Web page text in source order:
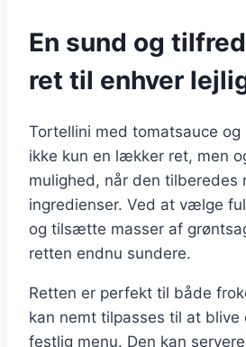
En sund og
ret til enhver
Tortellini med tomatsauce og
ikke kun en lækker ret, men
mulighed, når den tilberedes
ingredienser. Ved at vælge
og tilsætte masser af
retten endnu sundere.
Retten er perfekt til både
kan nemt tilpasses til at blive
festlig menu. Den kan